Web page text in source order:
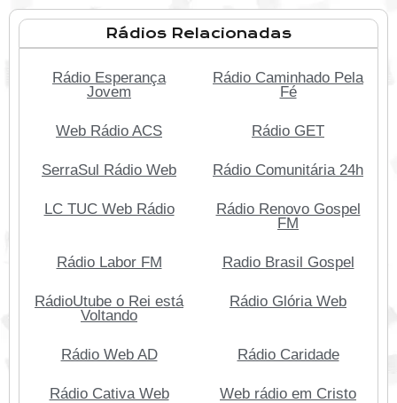
Rádios Relacionadas
Rádio Esperança
Jovem
Rádio Caminhado Pela
Fé
Web Rádio ACS Rádio GET
SerraSul Rádio Web Rádio Comunitária 24h
LC TUC Web Rádio
Rádio Renovo Gospel
FM
Rádio Labor FM Radio Brasil Gospel
RádioUtube o Rei está
Voltando
Rádio Glória Web
Rádio Web AD Rádio Caridade
Rádio Cativa Web Web rádio em Cristo